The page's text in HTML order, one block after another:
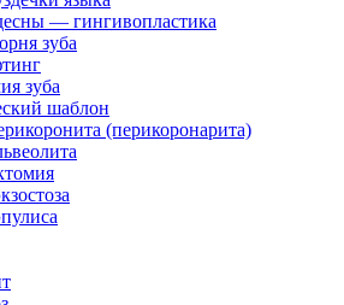
— гингивопластика
зуба
зуба
шаблон
(перикоронарита)